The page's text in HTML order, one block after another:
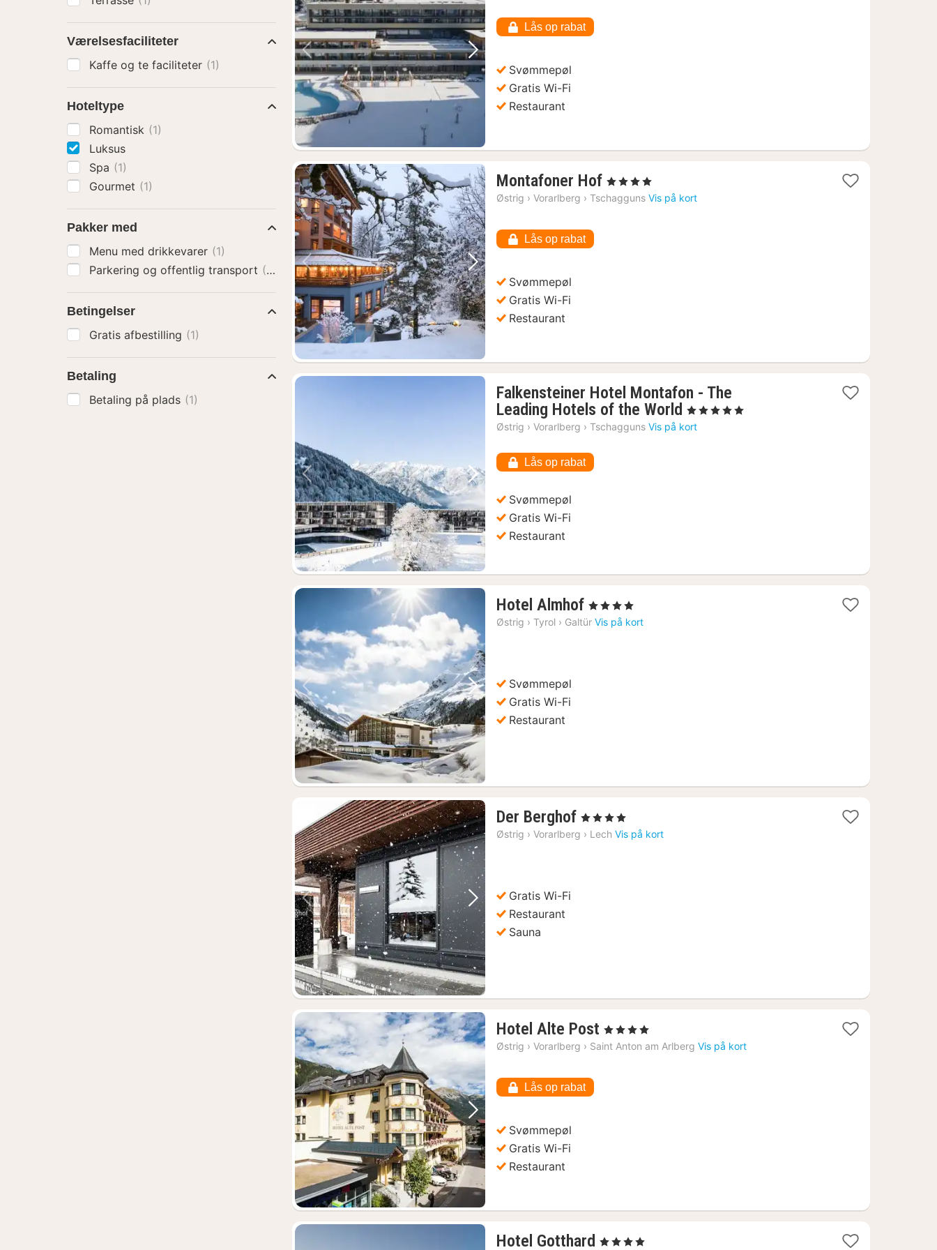
Forrige billede Næste billede
Lås op rabat
Svømmepøl
Gratis Wi-Fi
Restaurant
Forrige billede Næste billede
Montafoner Hof 1
nat
, 4 Stjerner
Østrig › Vorarlberg › Tschagguns Vis på kort
Lås op rabat
Svømmepøl
Gratis Wi-Fi
Restaurant
Forrige billede Næste billede
Falkensteiner Hotel Montafon - The
Leading Hotels of the World 1
nat
, 5 Stjerner
Østrig › Vorarlberg › Tschagguns Vis på kort
Lås op rabat
Svømmepøl
Gratis Wi-Fi
Restaurant
Forrige billede Næste billede
Hotel Almhof 1
nat
, 4 Stjerner
Østrig › Tyrol › Galtür Vis på kort
Svømmepøl
Gratis Wi-Fi
Restaurant
Forrige billede Næste billede
Der Berghof 1
nat
, 4 Stjerner
Østrig › Vorarlberg › Lech Vis på kort
Gratis Wi-Fi
Restaurant
Sauna
Forrige billede Næste billede
Hotel Alte Post 1
nat
, 4 Stjerner
Østrig › Vorarlberg › Saint Anton am Arlberg Vis på kort
Lås op rabat
Svømmepøl
Gratis Wi-Fi
Restaurant
Hotel Gotthard 1
, 4 Stjerner
Værelsesfaciliteter
Kaffe og te faciliteter (1)
Hoteltype
Romantisk (1)
Luksus
Spa (1)
Gourmet (1)
Pakker med
Menu med drikkevarer (1)
Parkering og offentlig transport (1)
Betingelser
Gratis afbestilling (1)
Betaling
Betaling på plads (1)